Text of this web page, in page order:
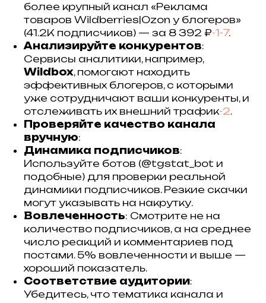
более крупный канал «Реклама
товаров Wildberries|Ozon у блогеров»
(41.2K подписчиков) — за 8 392 ₽-1-7.
Анализируйте конкурентов:
Сервисы аналитики, например,
Wildbox, помогают находить
эффективных блогеров, с которыми
уже сотрудничают ваши конкуренты, и
отслеживать их внешний трафик-2.
Проверяйте качество канала
вручную:
Динамика подписчиков:
Используйте ботов (@tgstat_bot и
подобные) для проверки реальной
динамики подписчиков. Резкие скачки
могут указывать на накрутку.
Вовлеченность: Смотрите не на
количество подписчиков, а на среднее
число реакций и комментариев под
постами. 5% вовлеченности и выше —
хороший показатель.
Соответствие аудитории:
Убедитесь, что тематика канала и